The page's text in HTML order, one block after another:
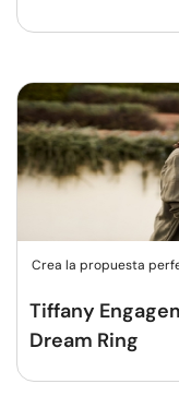
Crea la propuesta
Tiffany
Dream Ring